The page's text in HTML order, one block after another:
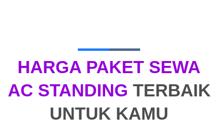
HARGA PAKET SEWA
AC STANDING TERBAIK
UNTUK KAMU